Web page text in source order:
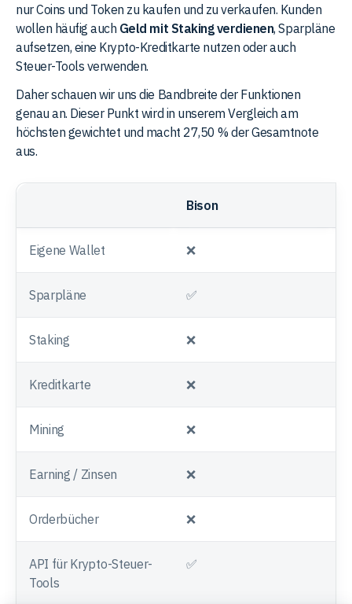
nur Coins und Token zu kaufen und zu verkaufen. Kunden
wollen häufig auch Geld mit Staking verdienen, Sparpläne
aufsetzen, eine Krypto-Kreditkarte nutzen oder auch
Steuer-Tools verwenden.
Daher schauen wir uns die Bandbreite der Funktionen
genau an. Dieser Punkt wird in unserem Vergleich am
höchsten gewichtet und macht 27,50 % der Gesamtnote
aus.
Bison
Eigene Wallet ❌
Sparpläne ✅
Staking ❌
Kreditkarte ❌
Mining ❌
Earning / Zinsen ❌
Orderbücher ❌
API für Krypto-Steuer-
Tools
✅